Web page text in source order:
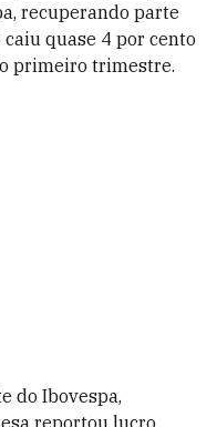
recuperando parte
quase 4 por cento
primeiro trimestre.
do Ibovespa,
reportou lucro